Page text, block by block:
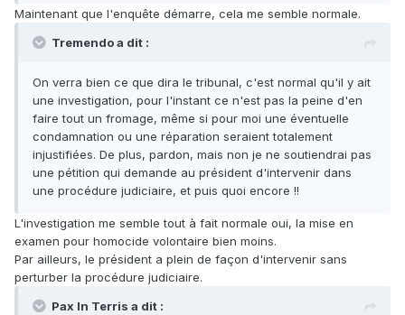
Maintenant que l'enquête démarre, cela me semble normale.
Tremendo a dit :
On verra bien ce que dira le tribunal, c'est normal qu'il y ait
une investigation, pour l'instant ce n'est pas la peine d'en
faire tout un fromage, même si pour moi une éventuelle
condamnation ou une réparation seraient totalement
injustifiées. De plus, pardon, mais non je ne soutiendrai pas
une pétition qui demande au président d'intervenir dans
une procédure judiciaire, et puis quoi encore !!
L'investigation me semble tout à fait normale oui, la mise en
examen pour homocide volontaire bien moins.
Par ailleurs, le président a plein de façon d'intervenir sans
perturber la procédure judiciaire.
Pax In Terris a dit :